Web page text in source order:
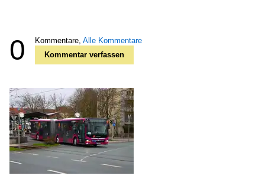
0 Kommentare, Alle Kommentare
Kommentar verfassen